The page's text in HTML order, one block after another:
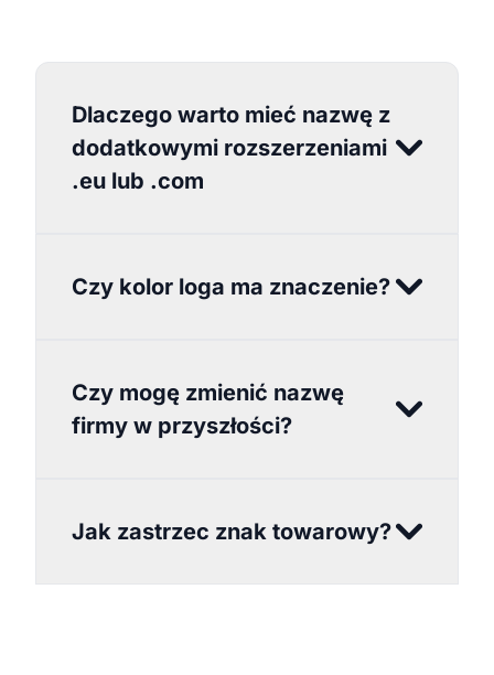
Dlaczego warto mieć nazwę z
dodatkowymi rozszerzeniami
.eu lub .com
Czy kolor loga ma znaczenie?
Czy mogę zmienić nazwę
firmy w przyszłości?
Jak zastrzec znak towarowy?